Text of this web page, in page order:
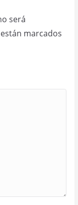
será
marcados